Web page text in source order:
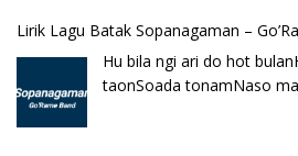
Lirik Lagu Ena’o – Yusman Lase –
Ena’o natola ukhamoHaga
ube’e khomoUohe ia ube